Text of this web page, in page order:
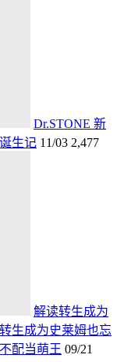
Dr.STONE 新
生记 11/03 2,477
解读转生成为
生成为史莱姆也忘
配当萌王 09/21